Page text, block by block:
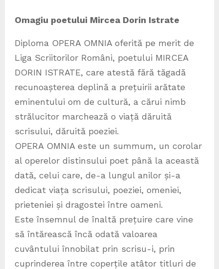
Omagiu poetului Mircea Dorin Istrate
Diploma OPERA OMNIA oferită pe merit de
Liga Scriitorilor Români, poetului MIRCEA
DORIN ISTRATE, care atestă fără tăgadă
recunoașterea deplină a prețuirii arătate
eminentului om de cultură, a cărui nimb
strălucitor marchează o viață dăruită
scrisului, dăruită poeziei.
OPERA OMNIA este un summum, un corolar
al operelor distinsului poet până la această
dată, celui care, de-a lungul anilor și-a
dedicat viața scrisului, poeziei, omeniei,
prieteniei și dragostei între oameni.
Este însemnul de înaltă prețuire care vine
să întărească încă odată valoarea
cuvântului înnobilat prin scrisu-i, prin
cuprinderea între coperțile atâtor titluri de